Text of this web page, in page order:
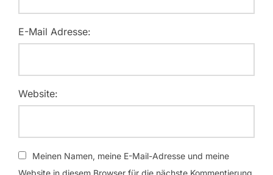
E-Mail Adresse:
Website:
Meinen Namen, meine E-Mail-Adresse und meine
Website in diesem Browser für die nächste Kommentierung